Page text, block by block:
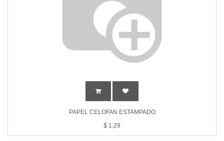
PAPEL CELOFAN ESTAMPADO
$ 1,29